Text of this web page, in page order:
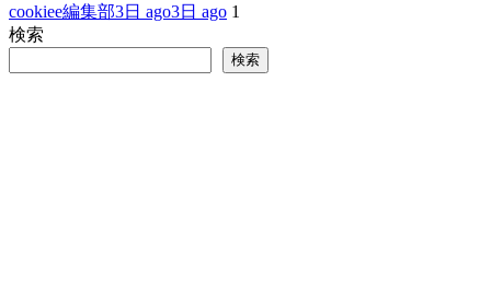
cookiee編集部3日 ago3日 ago 1
検索
検索